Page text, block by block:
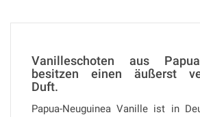
Vanilleschoten aus
besitzen einen äußerst
Duft.
Papua-Neuguinea Vanille ist in